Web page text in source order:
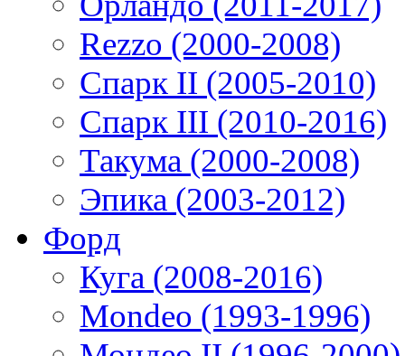
Rezzo (2000-2008)
Спарк II (2005-2010)
Спарк III (2010-2016)
Такума (2000-2008)
Эпика (2003-2012)
Форд
Куга (2008-2016)
Mondeo (1993-1996)